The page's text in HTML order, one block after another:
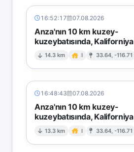
16:52:17 07.08.2026
Anza'nın 10 km kuzey-
kuzeybatısında, Kaliforniya
14.3 km I 33.64, -116.71
16:48:43 07.08.2026
Anza'nın 10 km kuzey-
kuzeybatısında, Kaliforniya
13.3 km I 33.64, -116.71